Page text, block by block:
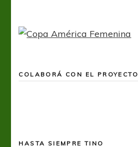
COLABORÁ CON EL PROYECTO
HASTA SIEMPRE TINO